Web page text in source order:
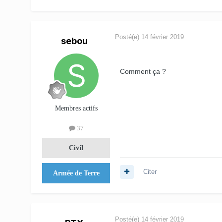
sebou
Membres actifs
37
Civil
Armée de Terre
Posté(e) 14 février 2019
Comment ça ?
Citer
Posté(e) 14 février 2019